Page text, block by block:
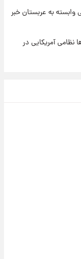
به عربستان خبر
آمریکایی در